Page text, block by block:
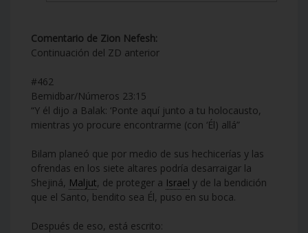
Comentario de Zion Nefesh:
Continuación del ZD anterior
#462
Bemidbar/Números 23:15
“Y él dijo a Balak: ‘Ponte aquí junto a tu holocausto,
mientras yo procure encontrarme (con ‘Él) allá”
Bilam planeó que por medio de sus hechicerías y las
ofrendas en los siete altares podría desarraigar la
Shejiná, Maljut, de proteger a Israel y de la bendición
que el Santo, bendito sea Él, puso en su boca.
Después de eso, está escrito: